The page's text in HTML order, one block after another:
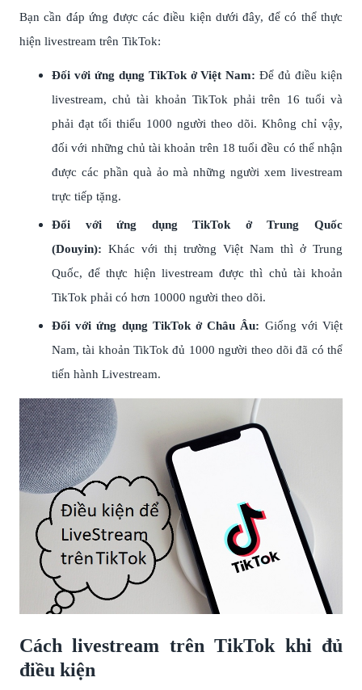
Bạn cần đáp ứng được các điều kiện dưới đây, để có thể thực
hiện livestream trên TikTok:
Đối với ứng dụng TikTok ở Việt Nam:Để đủ điều kiện
livestream, chủ tài khoản TikTok phải trên 16 tuổi và
phải đạt tối thiểu 1000 người theo dõi. Không chỉ vậy,
đối với những chủ tài khoản trên 18 tuổi đều có thể nhận
được các phần quà ảo mà những người xem livestream
trực tiếp tặng.
Đối với ứng dụng TikTok ở Trung Quốc
(Douyin): Khác với thị trường Việt Nam thì ở Trung
Quốc, để thực hiện livestream được thì chủ tài khoản
TikTok phải có hơn 10000 người theo dõi.
Đối với ứng dụng TikTok ở Châu Âu: Giống với Việt
Nam, tài khoản TikTok đủ 1000 người theo dõi đã có thể
tiến hành Livestream.
Cách livestream trên TikTok khi đủ
điều kiện